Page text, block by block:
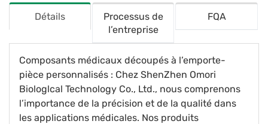
Détails
Processus de
l’entreprise
FQA
Composants médicaux découpés à l’emporte-
pièce personnalisés : Chez ShenZhen Omori
Biologlcal Technology Co., Ltd., nous comprenons
l’importance de la précision et de la qualité dans
les applications médicales. Nos produits